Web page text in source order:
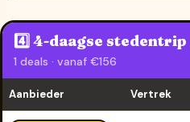
4️⃣ 4-daagse stedentrip
1 deals · vanaf €156
Aanbieder Vertrek